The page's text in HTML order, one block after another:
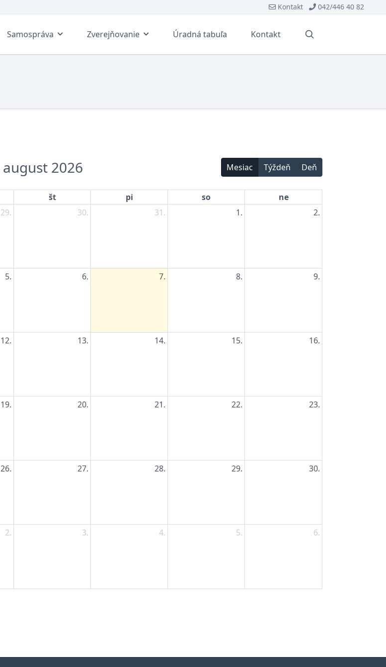
Kontakt 042/446 40 82
Samospráva Zverejňovanie Úradná tabuľa Kontakt Vyhľadávanie
august 2026 Mesiac Týždeň Deň
št pi so
ne
29. 30. 31. 1. 2.
5. 6. 7. 8. 9.
12. 13. 14. 15. 16.
19. 20. 21. 22. 23.
26. 27. 28. 29. 30.
2. 3. 4. 5. 6.